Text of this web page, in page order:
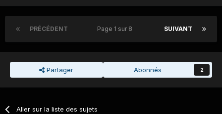
PRÉCÉDENT SUIVANT
Page 1 sur 8
Partager Abonnés 2
Aller sur la liste des sujets